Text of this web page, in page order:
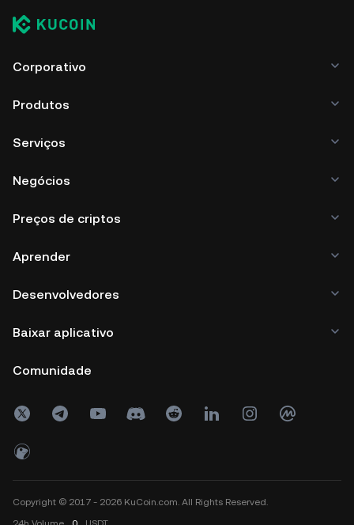
Corporativo
Produtos
Serviços
Negócios
Preços de criptos
Aprender
Desenvolvedores
Baixar aplicativo
Comunidade
Copyright © 2017 - 2026 KuCoin.com. All Rights Reserved.